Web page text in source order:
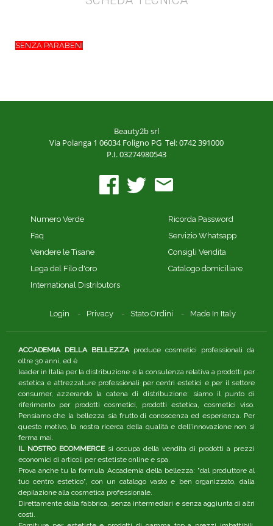
SENZA PARABENI
Beauty2b srl
Via Polanga 1 06034 Foligno PG Tel: 0742 391000
P.I. 03274980543
Numero Verde
Faq
Vendere le Tisane
Lega del Filo d'oro
International Distributors
Ricorda Password
Servizio Whatsapp
Consigli Vendita
Catalogo domiciliare
Login Privacy Stato Ordini Made In Italy
ACCADEMIA DELLA BELLEZZAproduce cosmetici professionali da
oltre 30 anni, ed è
leader in Italia per la distribuzione e la consulenza relativa a prodotti per
estetica e attrezzature professionali per centri estetici e per il settore
consumer, azzerando la catena di distribuzione: siamo il punto di
riferimento per prodotti cosmetici, prodotti estetica, cosmetici viso.
Pensiamo che la bellezza sia frutto di conoscenza ed esperienza. Per
questo motivo, la nostra ricerca della qualità e dell'innovazione non si
ferma mai.
IL NOSTRO ECOMMERCEsi occupa della vendita di prodotti a prezzi
economici di articoli per estetiste online e spa.
Prova anche tu la formula Accademia della bellezza: "dal produttore al
tuo centro estetico", con un catalogo vasto e ben organizzato, dalla
depilazione alla cosmetica professionale.
Direttamente dalla fabbrica, senza intermediari e senza aggiunta di altri
costi.